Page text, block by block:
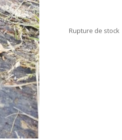
Rupture de stock